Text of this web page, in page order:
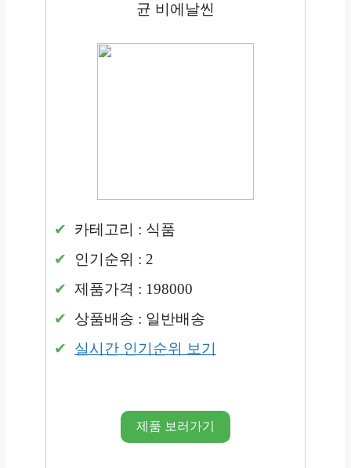
균 비에날씬
카테고리 : 식품
인기순위 : 2
제품가격 : 198000
상품배송 : 일반배송
실시간 인기순위 보기
제품 보러가기